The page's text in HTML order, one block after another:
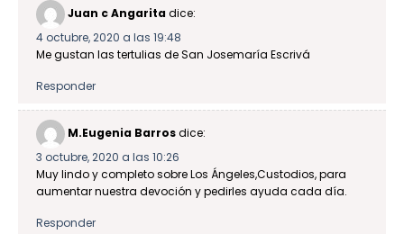
Juan c Angaritadice:
4 octubre, 2020 a las 19:48
Me gustan las tertulias de San Josemaría Escrivá
Responder
M.Eugenia Barrosdice:
3 octubre, 2020 a las 10:26
Muy lindo y completo sobre Los Ángeles,Custodios, para
aumentar nuestra devoción y pedirles ayuda cada día.
Responder